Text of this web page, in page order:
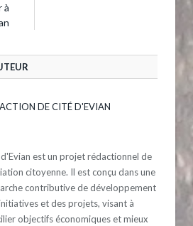
à
DE CITÉ D'EVIAN
est un projet rédactionnel de
citoyenne. Il est conçu dans une
contributive de développement
et des projets, visant à
objectifs économiques et mieux